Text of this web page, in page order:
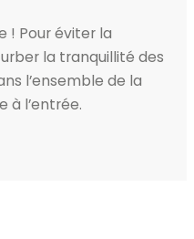
! Pour éviter la
la tranquillité des
l’ensemble de la
à l’entrée.